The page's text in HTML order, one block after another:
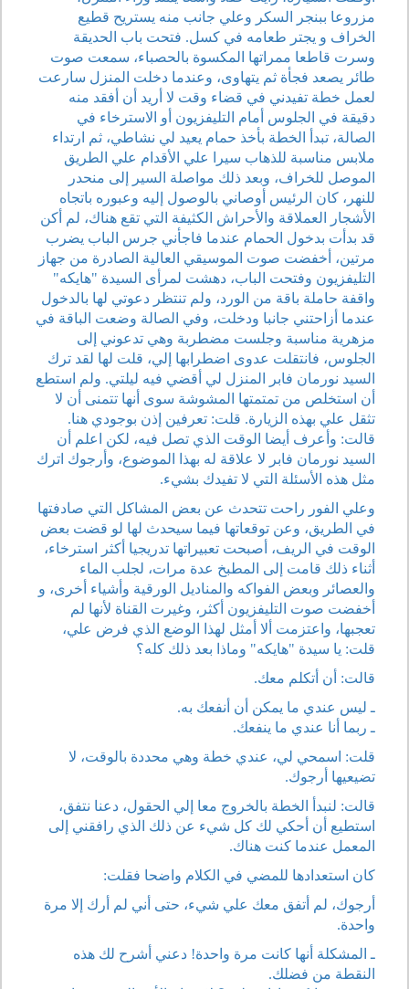
مزروعا ببنجر السكر وعلي جانب منه يستريح قطيع
الخراف و يجتر طعامه في كسل. فتحت باب الحديقة
وسرت قاطعا ممراتها المكسوة بالحصباء، سمعت صوت
طائر يصعد فجأة ثم يتهاوى، وعندما دخلت المنزل سارعت
لعمل خطة تفيدني في قضاء وقت لا أريد أن أفقد منه
دقيقة في الجلوس أمام التليفزيون أو الاسترخاء في
الصالة، تبدأ الخطة بأخذ حمام يعيد لي نشاطي، ثم ارتداء
ملابس مناسبة للذهاب سيرا علي الأقدام علي الطريق
الموصل للخراف، وبعد ذلك مواصلة السير إلى منحدر
للنهر، كان الرئيس أوصاني بالوصول إليه وعبوره باتجاه
الأشجار العملاقة والأحراش الكثيفة التي تقع هناك، لم أكن
قد بدأت بدخول الحمام عندما فاجأني جرس الباب يضرب
مرتين، أخفضت صوت الموسيقي العالية الصادرة من جهاز
التليفزيون وفتحت الباب، دهشت لمرأى السيدة "هايكه"
واقفة حاملة باقة من الورد، ولم تنتظر دعوتي لها بالدخول
عندما أزاحتني جانبا ودخلت، وفي الصالة وضعت الباقة في
مزهرية مناسبة وجلست مضطربة وهي تدعوني إلى
الجلوس، فانتقلت عدوى اضطرابها إلي، قلت لها لقد ترك
السيد نورمان فابر المنزل لي أقضي فيه ليلتي. ولم استطع
أن استخلص من تمتمتها المشوشة سوى أنها تتمنى أن لا
تثقل علي بهذه الزيارة. قلت: تعرفين إذن بوجودي هنا.
قالت: وأعرف أيضا الوقت الذي تصل فيه، لكن اعلم أن
السيد نورمان فابر لا علاقة له بهذا الموضوع، وأرجوك اترك
مثل هذه الأسئلة التي لا تفيدك بشيء.
وعلي الفور راحت تتحدث عن بعض المشاكل التي صادفتها
في الطريق، وعن توقعاتها فيما سيحدث لها لو قضت بعض
الوقت في الريف، أصبحت تعبيراتها تدريجيا أكثر استرخاء،
أثناء ذلك قامت إلى المطبخ عدة مرات، لجلب الماء
والعصائر وبعض الفواكه والمناديل الورقية وأشياء أخرى، و
أخفضت صوت التليفزيون أكثر، وغيرت القناة لأنها لم
تعجبها، واعتزمت ألا أمثل لهذا الوضع الذي فرض علي،
قلت: يا سيدة "هايكه" وماذا بعد ذلك كله؟
قالت: أن أتكلم معك.
ـ ليس عندي ما يمكن أن أنفعك به.
ـ ربما أنا عندي ما ينفعك.
قلت: اسمحي لي، عندي خطة وهي محددة بالوقت، لا
تضيعيها أرجوك.
قالت: لنبدأ الخطة بالخروج معا إلي الحقول، دعنا نتفق،
استطيع أن أحكي لك كل شيء عن ذلك الذي رافقني إلى
المعمل عندما كنت هناك.
كان استعدادها للمضي في الكلام واضحا فقلت:
أرجوك، لم أتفق معك علي شيء، حتى أني لم أرك إلا مرة
واحدة.
ـ المشكلة أنها كانت مرة واحدة! دعني أشرح لك هذه
النقطة من فضلك.